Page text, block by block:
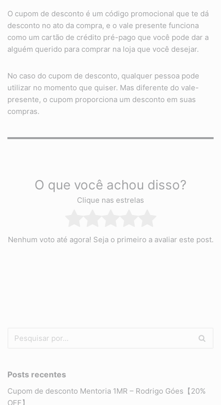
O cupom de desconto é um código promocional que te dá
desconto no ato da compra, e o vale presente funciona
como um cartão de crédito pré-pago que você pode dar a
alguém querido para comprar na loja que você desejar.
No caso do cupom de desconto, qualquer pessoa pode
utilizar no momento que quiser. Mas diferente do vale-
presente, o cupom proporciona um desconto em suas
compras.
O que você achou disso?
Clique nas estrelas
Nenhum voto até agora! Seja o primeiro a avaliar este post.
Posts recentes
Cupom de desconto Mentoria 1MR – Rodrigo Góes【20%
OFF】